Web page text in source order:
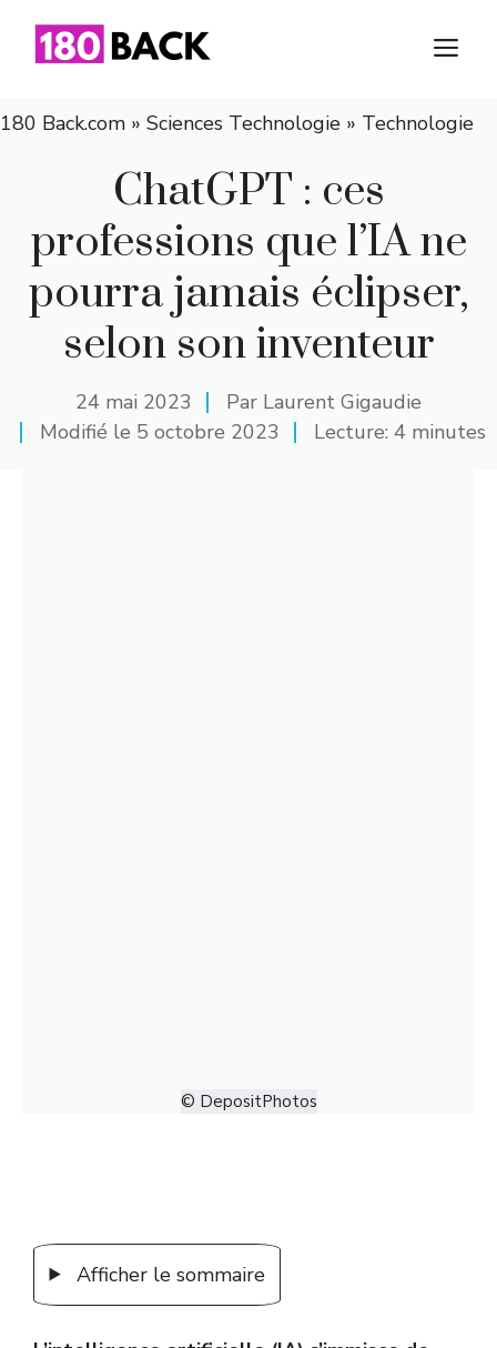
180 Back.com » Sciences Technologie » Technologie
ChatGPT : ces
professions que l’IA ne
pourra jamais éclipser,
selon son inventeur
24 mai 2023 Par Laurent Gigaudie
Modifié le 5 octobre 2023 Lecture: 4 minutes
© DepositPhotos
Afficher le sommaire